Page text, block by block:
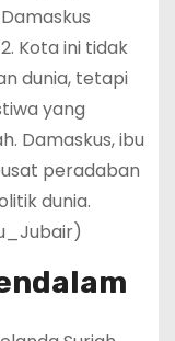
Kota ini tidak
dunia, tetapi
yang
Damaskus, ibu
peradaban
dunia.